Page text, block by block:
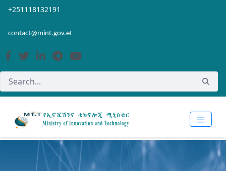
Skip to Main Content
Open Accessibility Menu
+251118132191
contact@mint.gov.et